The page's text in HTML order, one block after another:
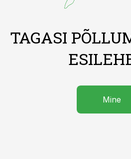
TAGASI
Mine